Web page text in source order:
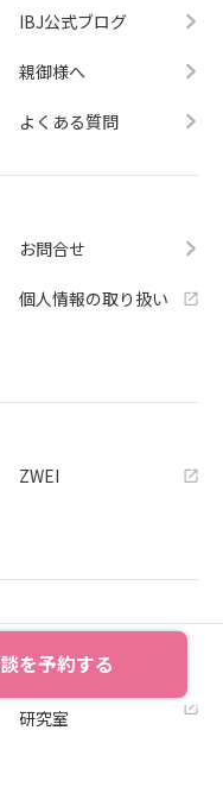
を予約する
IBJ公式ブログ
親御様へ
よくある質問
お問合せ
個人情報の取り扱い
ZWEI
独立開業サイト
IBJマッチングアプリ
研究室